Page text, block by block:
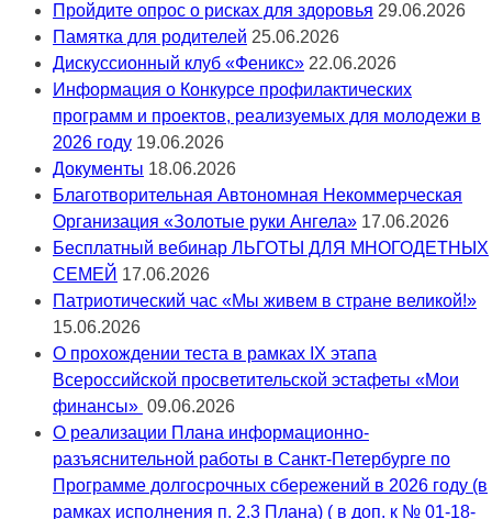
Пройдите опрос о рисках для здоровья 29.06.2026
Памятка для родителей 25.06.2026
Дискуссионный клуб «Феникс» 22.06.2026
Информация о Конкурсе профилактических
программ и проектов, реализуемых для молодежи в
2026 году 19.06.2026
Документы 18.06.2026
Благотворительная Автономная Некоммерческая
Организация «Золотые руки Ангела» 17.06.2026
Бесплатный вебинар ЛЬГОТЫ ДЛЯ МНОГОДЕТНЫХ
СЕМЕЙ 17.06.2026
Патриотический час «Мы живем в стране великой!»
15.06.2026
О прохождении теста в рамках IX этапа
Всероссийской просветительской эстафеты «Мои
финансы» 09.06.2026
О реализации Плана информационно-
разъяснительной работы в Санкт-Петербурге по
Программе долгосрочных сбережений в 2026 году (в
рамках исполнения п. 2.3 Плана) ( в доп. к № 01-18-